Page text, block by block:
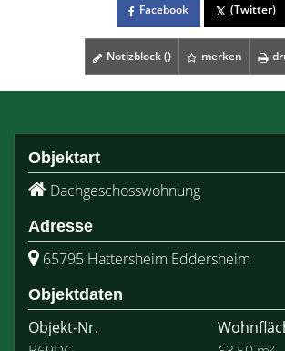
Facebook (Twitter)
Notizblock () merken
Objektart
Dachgeschosswohnung
Adresse
65795 Hattersheim Eddersheim
Objektdaten
Objekt-Nr.